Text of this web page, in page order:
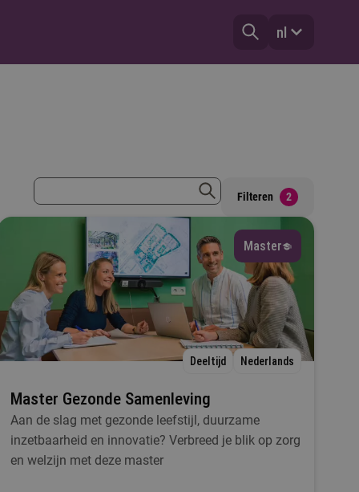
nl
zoekterm
zoeken
Filteren 2
Master
Deeltijd Nederlands
Master Gezonde Samenleving
Aan de slag met gezonde leefstijl, duurzame
inzetbaarheid en innovatie? Verbreed je blik op zorg
en welzijn met deze master